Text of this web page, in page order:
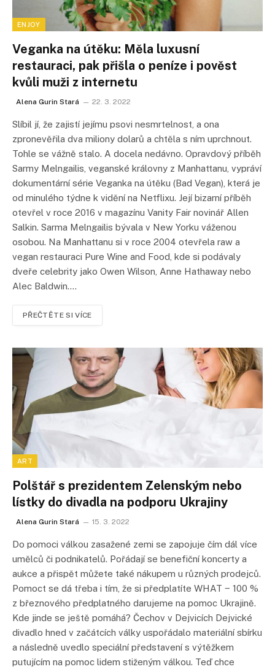
ENJOY
Veganka na útěku: Měla luxusní
restauraci, pak přišla o peníze i pověst
kvůli muži z internetu
Alena Gurin Stará 22. 3. 2022
Slíbil jí, že zajistí jejímu psovi nesmrtelnost, a ona
zpronevěřila dva miliony dolarů a chtěla s ním uprchnout.
Tohle se vážně stalo. A docela nedávno. Opravdový příběh
Sarmy Melngailis, veganské královny z Manhattanu, vypráví
dokumentární série Veganka na útěku (Bad Vegan), která je
od minulého týdne k vidění na Netflixu. Její bizarní příběh
otevřel v roce 2016 v magazínu Vanity Fair novinář Allen
Salkin. Sarma Melngailis bývala v New Yorku váženou
osobou. Na Manhattanu si v roce 2004 otevřela raw a
vegan restauraci Pure Wine and Food, kde si podávaly
dveře celebrity jako Owen Wilson, Anne Hathaway nebo
Alec Baldwin.…
PŘEČTĚTE SI VÍCE
ART
Polštář s prezidentem Zelenským nebo
lístky do divadla na podporu Ukrajiny
Alena Gurin Stará 15. 3. 2022
Do pomoci válkou zasažené zemi se zapojuje čím dál více
umělců či podnikatelů. Pořádají se benefiční koncerty a
aukce a přispět můžete také nákupem u různých prodejců.
Pomoct se dá třeba i tím, že si předplatíte WHAT ‒ 100 %
z březnového předplatného darujeme na pomoc Ukrajině.
Kde jinde se ještě pomáhá? Čechov v Dejvicích Dejvické
divadlo hned v začátcích války uspořádalo materiální sbírku
a následně uvedlo speciální představení s výtěžkem
putujícím na pomoc lidem stiženým válkou. Teď chce